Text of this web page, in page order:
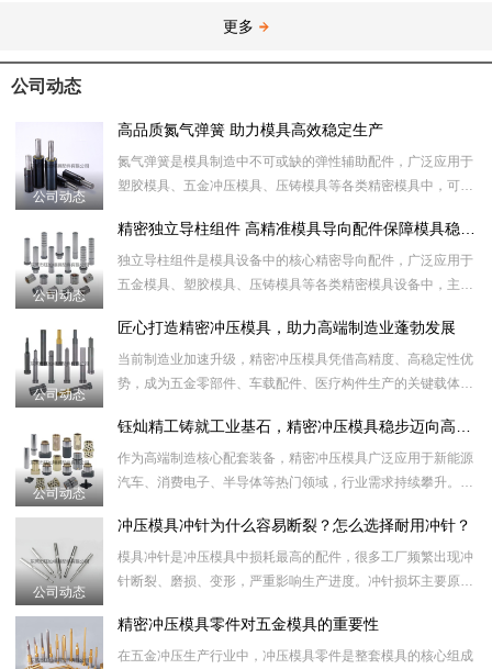
更多
公司动态
公司动态
高品质氮气弹簧 助力模具高效稳定生产
氮气弹簧是模具制造中不可或缺的弹性辅助配件，广泛应用于
塑胶模具、五金冲压模具、压铸模具等各类精密模具中，可替
出、缓冲泄压的作
公司动态
独立导柱组件是模具设备中的核心精密导向配件，广泛应用于
五金模具、塑胶模具、压铸模具等各类精密模具设备中，主要
合精准、对位无
公司动态
匠心打造精密冲压模具，助力高端制造业蓬勃发展
当前制造业加速升级，精密冲压模具凭借高精度、高稳定性优
势，成为五金零部件、车载配件、医疗构件生产的关键载体。
式完成多道成型
公司动态
作为高端制造核心配套装备，精密冲压模具广泛应用于新能源
汽车、消费电子、半导体等热门领域，行业需求持续攀升。如
精密加工设备加
公司动态
冲压模具冲针为什么容易断裂？怎么选择耐用冲针？
模具冲针是冲压模具中损耗最高的配件，很多工厂频繁出现冲
针断裂、磨损、变形，严重影响生产进度。冲针损坏主要原因
过硬、间隙设计
精密冲压模具零件对五金模具的重要性
在五金冲压生产行业中，冲压模具零件是整套模具的核心组成